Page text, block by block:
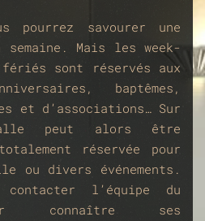
pourrez savourer une
Mais les week-
sont réservés aux
baptêmes,
et d’associations… Sur
peut alors être
réservée pour
ou divers événements.
l’équipe du
connaître ses